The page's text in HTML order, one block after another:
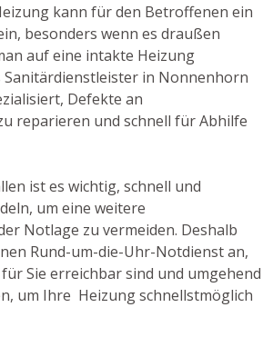
kann für den Betroffenen ein
besonders wenn es draußen
auf eine intakte Heizung
Sanitärdienstleister in Nonnenhorn
Defekte an
reparieren und schnell für Abhilfe
ist es wichtig, schnell und
um eine weitere
Notlage zu vermeiden. Deshalb
Rund-um-die-Uhr-Notdienst an,
Sie erreichbar sind und umgehend
um Ihre Heizung schnellstmöglich